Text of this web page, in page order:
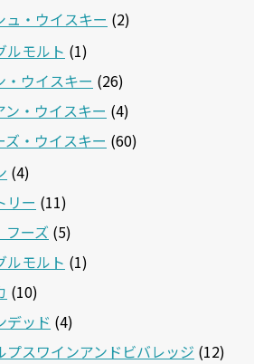
ュ・ウイスキー (2)
ルモルト (1)
・ウイスキー (26)
ン・ウイスキー (4)
ズ・ウイスキー (60)
(4)
リー (11)
フーズ (5)
ルモルト (1)
(10)
デッド (4)
プスワインアンドビバレッジ (12)